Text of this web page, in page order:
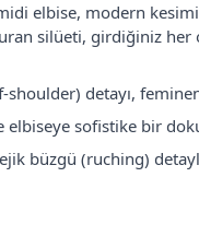
elbise, modern
silüeti, girdiğiniz
shoulder) detayı,
elbiseye sofistike bir
büzgü (ruching)